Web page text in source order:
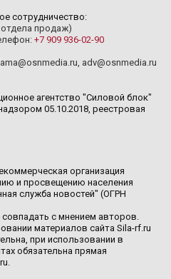
сотрудничество:
продаж)
+7 909 936-02-90
, adv@osnmedia.ru
агентство "Силовой блок"
05.10.2018, реестровая
организация
и просвещению населения
служба новостей" (ОГРН
с мнением авторов.
материалов сайта Sila-rf.ru
при использовании в
обязательна прямая